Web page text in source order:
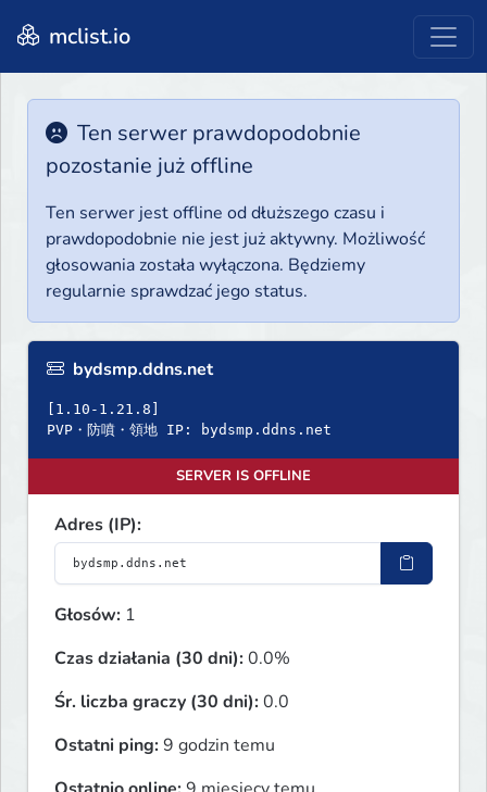
mclist.io
Ten serwer prawdopodobnie
pozostanie już offline
Ten serwer jest offline od dłuższego czasu i
prawdopodobnie nie jest już aktywny. Możliwość
głosowania została wyłączona. Będziemy
regularnie sprawdzać jego status.
bydsmp.ddns.net
[1.10-1.21.8]
PVP・防噴・領地 IP: bydsmp.ddns.net
SERVER IS OFFLINE
Adres (IP):
Głosów: 1
Czas działania (30 dni):0.0%
Śr. liczba graczy (30 dni):0.0
Ostatni ping:9 godzin temu